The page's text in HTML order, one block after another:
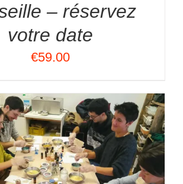
– réservez
votre date
€59.00